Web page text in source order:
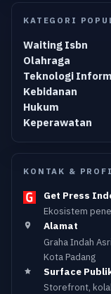
KATEGORI
Waiting Isbn
Olahraga
Teknologi
Kebidanan
Hukum
Keperawatan
KONTAK &
Get Press
Ekosistem
Alamat
Graha Indah
Kota Padang
Surface
Storefront,